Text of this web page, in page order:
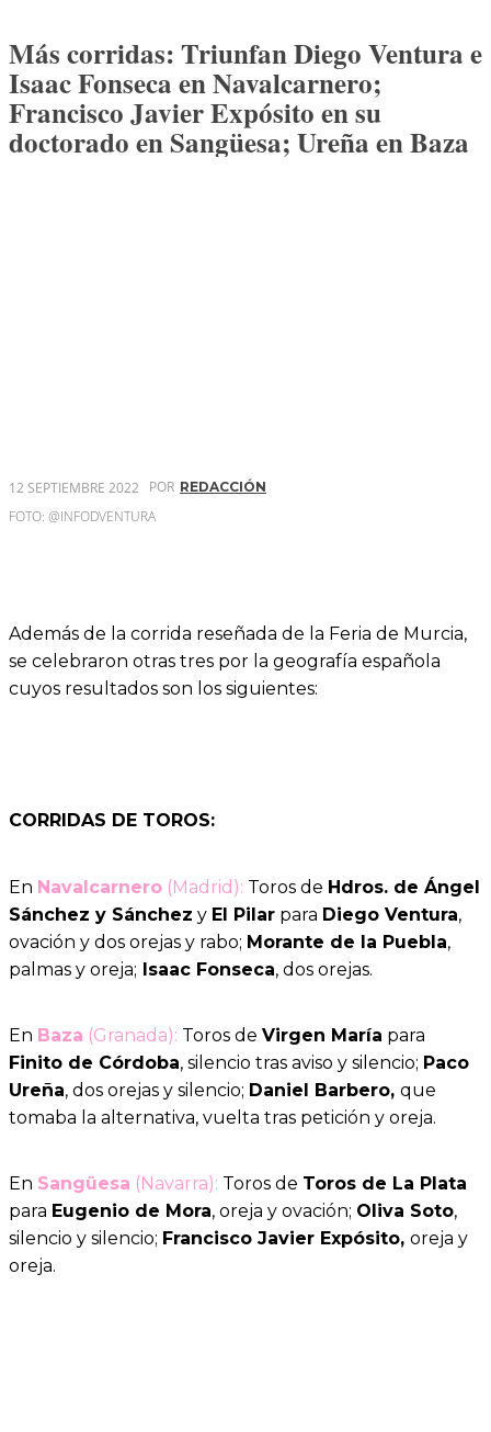
Más corridas: Triunfan Diego Ventura e
Isaac Fonseca en Navalcarnero;
Francisco Javier Expósito en su
doctorado en Sangüesa; Ureña en Baza
12 SEPTIEMBRE 2022 POR REDACCIÓN
FOTO: @INFODVENTURA
Además de la corrida reseñada de la Feria de Murcia,
se celebraron otras tres por la geografía española
cuyos resultados son los siguientes:
CORRIDAS DE TOROS:
En Navalcarnero (Madrid): Toros de Hdros. de Ángel
Sánchez y Sánchez y El Pilar para Diego Ventura,
ovación y dos orejas y rabo; Morante de la Puebla,
palmas y oreja; Isaac Fonseca, dos orejas.
En Baza (Granada): Toros de Virgen María para
Finito de Córdoba, silencio tras aviso y silencio; Paco
Ureña, dos orejas y silencio; Daniel Barbero, que
tomaba la alternativa, vuelta tras petición y oreja.
En Sangüesa (Navarra): Toros de Toros de La Plata
para Eugenio de Mora, oreja y ovación; Oliva Soto,
silencio y silencio; Francisco Javier Expósito, oreja y
oreja.